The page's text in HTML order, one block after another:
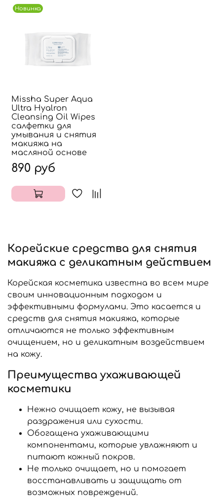
Новинка
Missha Super Aqua
Ultra Hyalron
Cleansing Oil Wipes
салфетки для
умывания и снятия
макияжа на
масляной основе
890 руб
Корейские средства для снятия
макияжа с деликатным действием
Корейская косметика известна во всем мире
своим инновационным подходом и
эффективными формулами. Это касается и
средств для снятия макияжа, которые
отличаются не только эффективным
очищением, но и деликатным воздействием
на кожу.
Преимущества ухаживающей
косметики
Нежно очищает кожу, не вызывая
раздражения или сухости.
Обогащена ухаживающими
компонентами, которые увлажняют и
питают кожный покров.
Не только очищает, но и помогает
восстанавливать и защищать от
возможных повреждений.